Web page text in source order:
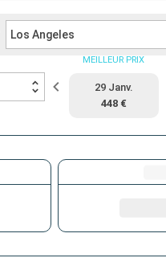
Los Angeles
MEILLEUR PRIX
29 Janv.
448 €